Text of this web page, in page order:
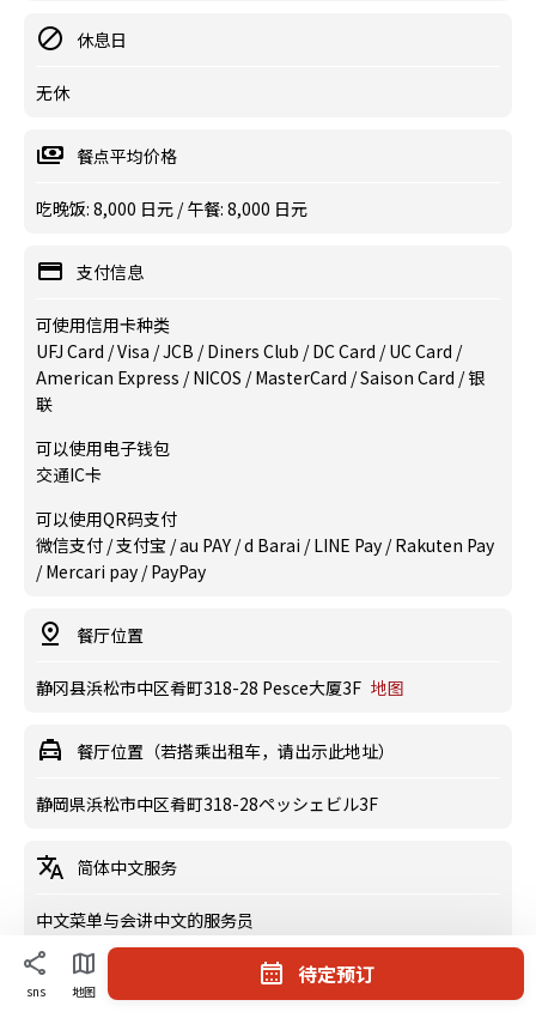
休息日
无休
餐点平均价格
吃晚饭: 8,000 日元 / 午餐: 8,000 日元
支付信息
可使用信用卡种类
UFJ Card / Visa / JCB / Diners Club / DC Card / UC Card /
American Express / NICOS / MasterCard / Saison Card / 银
联
可以使用电子钱包
交通IC卡
可以使用QR码支付
微信支付 / 支付宝 / au PAY / d Barai / LINE Pay / Rakuten Pay
/ Mercari pay / PayPay
餐厅位置
静冈县浜松市中区肴町318-28 Pesce大厦3F 地图
餐厅位置（若搭乘出租车，请出示此地址）
静岡県浜松市中区肴町318-28ペッシェビル3F
简体中文服务
中文菜单与会讲中文的服务员
餐厅特色
sns 地图
待定预订